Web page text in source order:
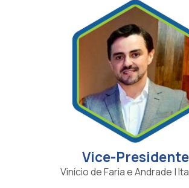
Vice-Presidente
Vinício de Faria e Andrade |